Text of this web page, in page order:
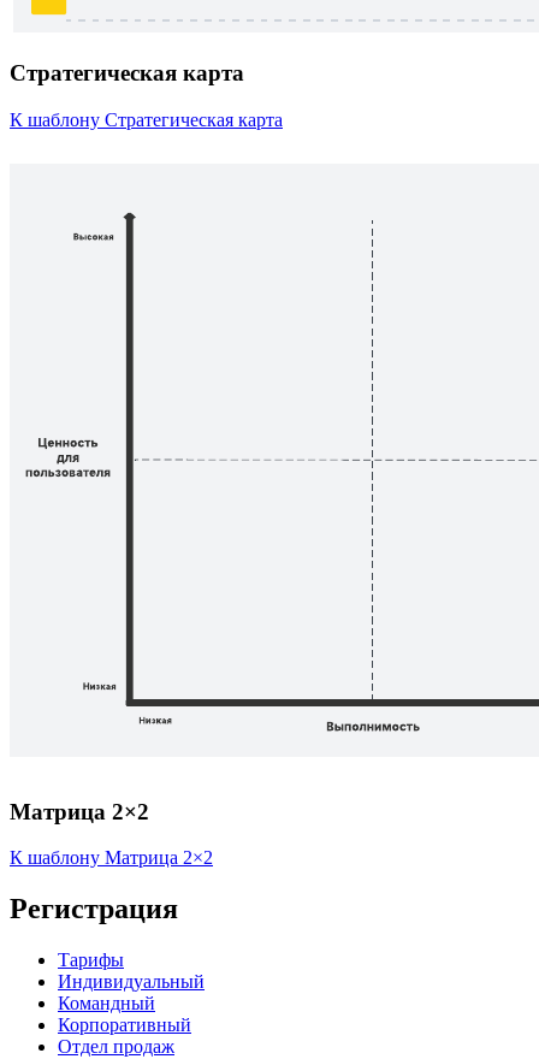
Стратегическая карта
К шаблону Стратегическая карта
Матрица 2×2
К шаблону Матрица 2×2
Регистрация
Тарифы
Индивидуальный
Командный
Корпоративный
Отдел продаж